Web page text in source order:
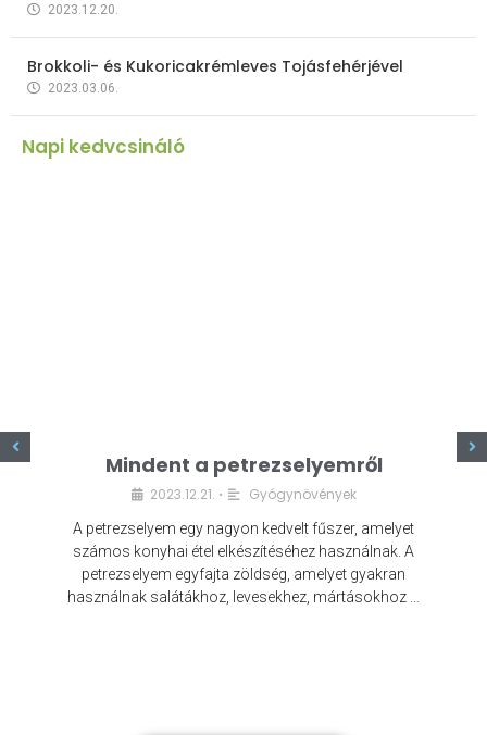
2023.12.20.
Brokkoli- és Kukoricakrémleves Tojásfehérjével
2023.03.06.
Napi kedvcsináló
Mindent a petrezselyemről
2023.12.21. • Gyógynövények
A petrezselyem egy nagyon kedvelt fűszer, amelyet
számos konyhai étel elkészítéséhez használnak. A
petrezselyem egyfajta zöldség, amelyet gyakran
használnak salátákhoz, levesekhez, mártásokhoz …